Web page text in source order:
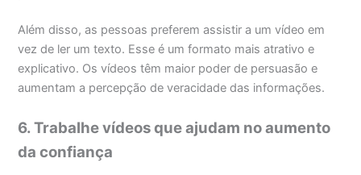
Além disso, as pessoas preferem assistir a um vídeo em
vez de ler um texto. Esse é um formato mais atrativo e
explicativo. Os vídeos têm maior poder de persuasão e
aumentam a percepção de veracidade das informações.
6. Trabalhe vídeos que ajudam no aumento
da confiança